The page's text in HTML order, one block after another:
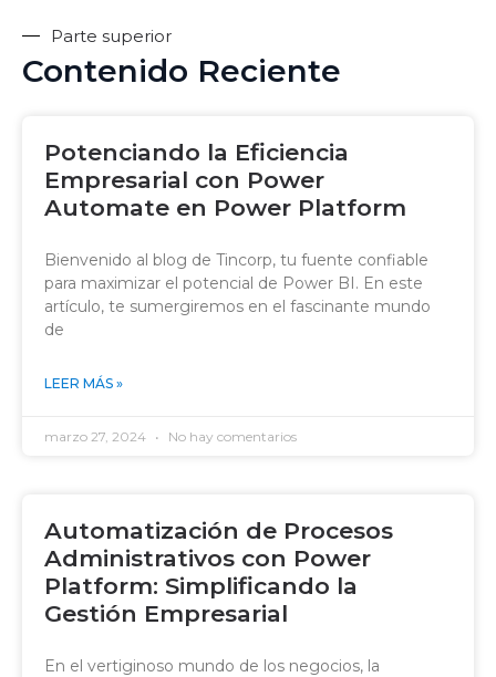
Parte superior
Contenido Reciente
Potenciando la Eficiencia
Empresarial con Power
Automate en Power Platform
Bienvenido al blog de Tincorp, tu fuente confiable
para maximizar el potencial de Power BI. En este
artículo, te sumergiremos en el fascinante mundo
de
LEER MÁS »
marzo 27, 2024 No hay comentarios
Automatización de Procesos
Administrativos con Power
Platform: Simplificando la
Gestión Empresarial
En el vertiginoso mundo de los negocios, la